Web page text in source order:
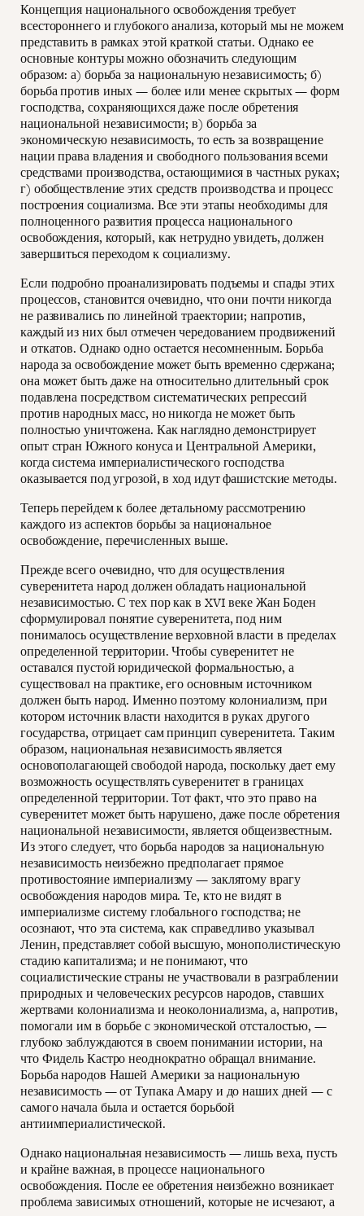
Концепция национального освобождения требует
всестороннего и глубокого анализа, который мы не можем
представить в рамках этой краткой статьи. Однако ее
основные контуры можно обозначить следующим
образом: а) борьба за национальную независимость; б)
борьба против иных — более или менее скрытых — форм
господства, сохраняющихся даже после обретения
национальной независимости; в) борьба за
экономическую независимость, то есть за возвращение
нации права владения и свободного пользования всеми
средствами производства, остающимися в частных руках;
г) обобществление этих средств производства и процесс
построения социализма. Все эти этапы необходимы для
полноценного развития процесса национального
освобождения, который, как нетрудно увидеть, должен
завершиться переходом к социализму.
Если подробно проанализировать подъемы и спады этих
процессов, становится очевидно, что они почти никогда
не развивались по линейной траектории; напротив,
каждый из них был отмечен чередованием продвижений
и откатов. Однако одно остается несомненным. Борьба
народа за освобождение может быть временно сдержана;
она может быть даже на относительно длительный срок
подавлена посредством систематических репрессий
против народных масс, но никогда не может быть
полностью уничтожена. Как наглядно демонстрирует
опыт стран Южного конуса и Центральной Америки,
когда система империалистического господства
оказывается под угрозой, в ход идут фашистские методы.
Теперь перейдем к более детальному рассмотрению
каждого из аспектов борьбы за национальное
освобождение, перечисленных выше.
Прежде всего очевидно, что для осуществления
суверенитета народ должен обладать национальной
независимостью. С тех пор как в XVI веке Жан Боден
сформулировал понятие суверенитета, под ним
понималось осуществление верховной власти в пределах
определенной территории. Чтобы суверенитет не
оставался пустой юридической формальностью, а
существовал на практике, его основным источником
должен быть народ. Именно поэтому колониализм, при
котором источник власти находится в руках другого
государства, отрицает сам принцип суверенитета. Таким
образом, национальная независимость является
основополагающей свободой народа, поскольку дает ему
возможность осуществлять суверенитет в границах
определенной территории. Тот факт, что это право на
суверенитет может быть нарушено, даже после обретения
национальной независимости, является общеизвестным.
Из этого следует, что борьба народов за национальную
независимость неизбежно предполагает прямое
противостояние империализму — заклятому врагу
освобождения народов мира. Те, кто не видят в
империализме систему глобального господства; не
осознают, что эта система, как справедливо указывал
Ленин, представляет собой высшую, монополистическую
стадию капитализма; и не понимают, что
социалистические страны не участвовали в разграблении
природных и человеческих ресурсов народов, ставших
жертвами колониализма и неоколониализма, а, напротив,
помогали им в борьбе с экономической отсталостью, —
глубоко заблуждаются в своем понимании истории, на
что Фидель Кастро неоднократно обращал внимание.
Борьба народов Нашей Америки за национальную
независимость — от Тупака Амару и до наших дней — с
самого начала была и остается борьбой
антиимпериалистической.
Однако национальная независимость — лишь веха, пусть
и крайне важная, в процессе национального
освобождения. После ее обретения неизбежно возникает
проблема зависимых отношений, которые не исчезают, а